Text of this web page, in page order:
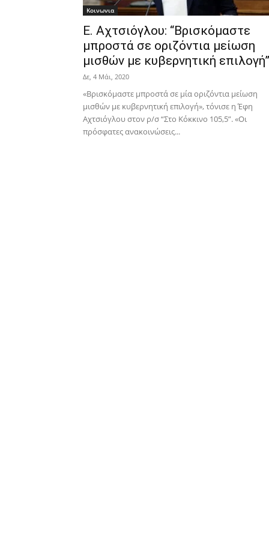
Κοινωνια
Ε. Αχτσιόγλου: “Βρισκόμαστε
μπροστά σε οριζόντια μείωση
μισθών με κυβερνητική επιλογή”
Δε, 4 Μάι, 2020
«Βρισκόμαστε μπροστά σε μία οριζόντια μείωση
μισθών με κυβερνητική επιλογή», τόνισε η Έφη
Αχτσιόγλου στον ρ/σ “Στο Κόκκινο 105,5”. «Οι
πρόσφατες ανακοινώσεις...